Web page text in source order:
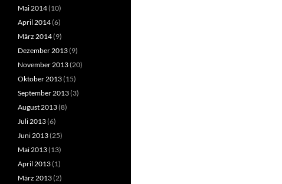
Mai 2014(10)
April 2014(6)
März 2014(9)
Dezember 2013(9)
November 2013(20)
Oktober 2013(15)
September 2013(3)
August 2013(8)
Juli 2013(6)
Juni 2013(25)
Mai 2013(13)
April 2013(1)
März 2013(2)